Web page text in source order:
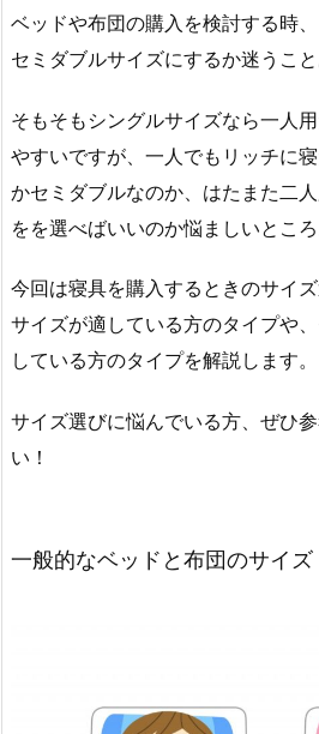
ベッドや布団の購入を検討する時
セミダブルサイズにするか迷うこと
そもそもシングルサイズなら一人
やすいですが、一人でもリッチに
かセミダブルなのか、はたまた二
をを選べばいいのか悩ましいところ
今回は寝具を購入するときのサイ
サイズが適している方のタイプや
している方のタイプを解説します。
サイズ選びに悩んでいる方、ぜひ
い！
一般的なベッドと布団のサイズ